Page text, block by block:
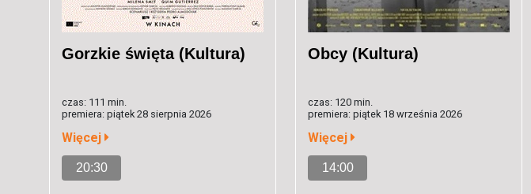
Gorzkie święta (Kultura)
czas: 111 min.
premiera: piątek 28 sierpnia 2026
Więcej
20:30
Obcy (Kultura)
czas: 120 min.
premiera: piątek 18 września 2026
Więcej
14:00